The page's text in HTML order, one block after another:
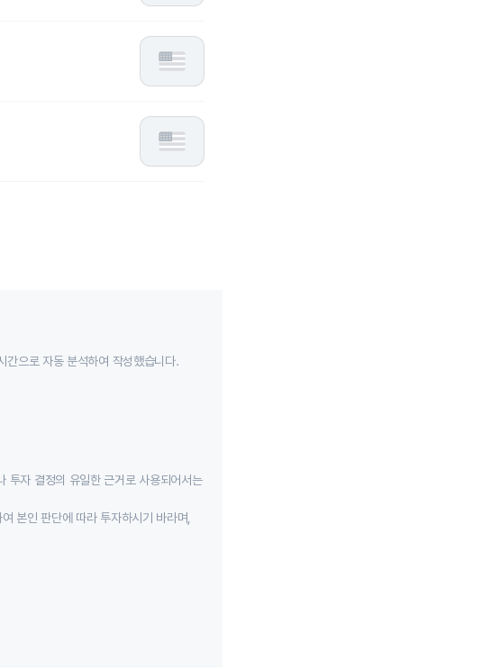
간으로 자동 분석하여 작성했습니다.
투자 결정의 유일한 근거로 사용되어서는
본인 판단에 따라 투자하시기 바라며,